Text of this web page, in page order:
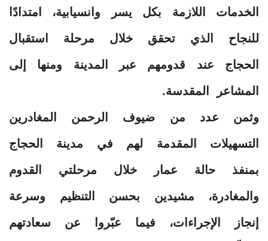
الخدمات اللازمة بكل يسر وانسيابية، امتدادًا
للنجاح الذي تحقق خلال مرحلة استقبال
الحجاج عند قدومهم عبر المدينة ومنها إلى
المشاعر المقدسة.
وثمن عدد من ضيوف الرحمن المغادرين
التسهيلات المقدمة لهم في مدينة الحجاج
بمنفذ حالة عمار خلال مرحلتي القدوم
والمغادرة، مشيدين بحسن التنظيم وسرعة
إنجاز الإجراءات، فيما عبّروا عن سعادتهم